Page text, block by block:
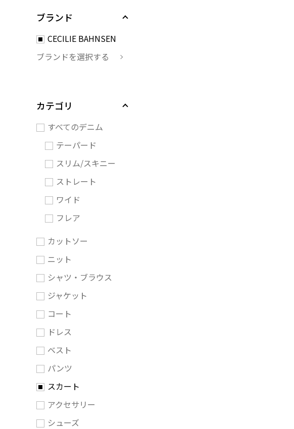
ブランド
CECILIE BAHNSEN
ブランドを選択する
カテゴリ
すべてのデニム
テーパード
スリム/スキニー
ストレート
ワイド
フレア
カットソー
ニット
シャツ・ブラウス
ジャケット
コート
ドレス
ベスト
パンツ
スカート
アクセサリー
シューズ